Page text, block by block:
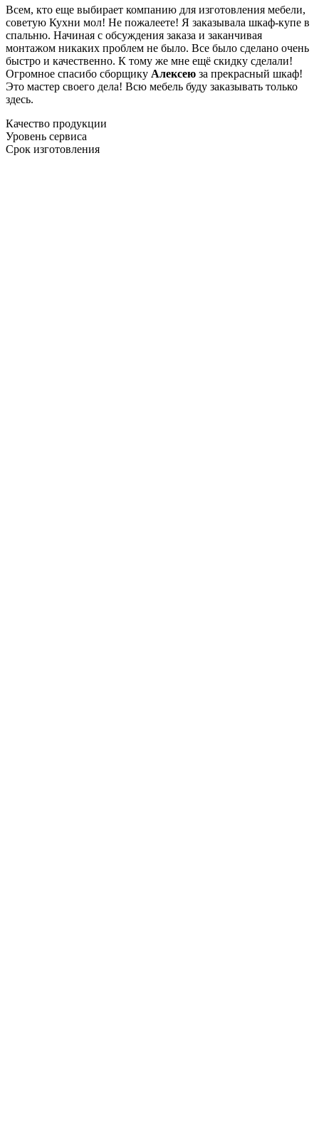
Всем, кто еще выбирает компанию для изготовления мебели,
советую Кухни мол! Не пожалеете! Я заказывала шкаф-купе в
спальню. Начиная с обсуждения заказа и заканчивая
монтажом никаких проблем не было. Все было сделано очень
быстро и качественно. К тому же мне ещё скидку сделали!
Огромное спасибо сборщику Алексею за прекрасный шкаф!
Это мастер своего дела! Всю мебель буду заказывать только
здесь.
Качество продукции
Уровень сервиса
Срок изготовления